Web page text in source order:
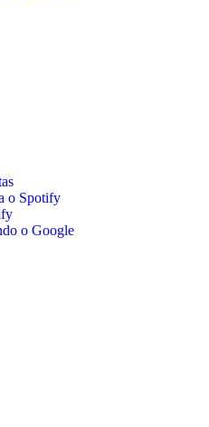
o Spotify
o Google